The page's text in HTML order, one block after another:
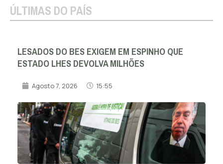
ÚLTIMAS DO PAÍS
LESADOS DO BES EXIGEM EM ESPINHO QUE
ESTADO LHES DEVOLVA MILHÕES
Agosto 7, 2026 15:55